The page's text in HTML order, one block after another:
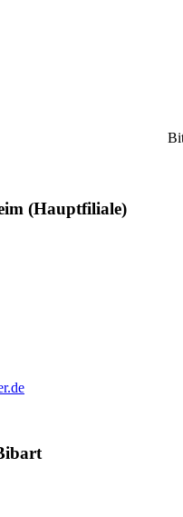
(Hauptfiliale)